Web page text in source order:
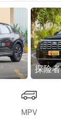
探险
MPV